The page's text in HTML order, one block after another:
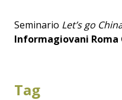
Seminario Let’s go
Informagiovani Roma
Tag